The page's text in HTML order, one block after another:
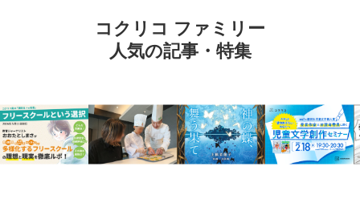
コクリコ ファミリー
人気の記事・特集